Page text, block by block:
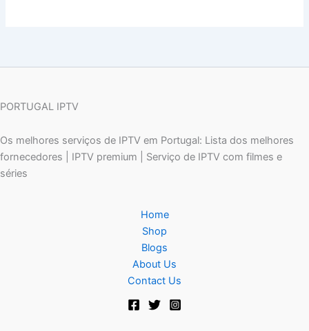
PORTUGAL IPTV
Os melhores serviços de IPTV em Portugal: Lista dos melhores
fornecedores | IPTV premium | Serviço de IPTV com filmes e
séries
Home
Shop
Blogs
About Us
Contact Us